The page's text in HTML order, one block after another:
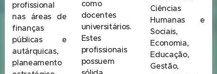
profissional
nas áreas de
finanças
públicas e
autárquicas,
planeamento
como
docentes
universitários.
Estes
profissionais
possuem
Ciências
Humanas e
Sociais,
Economia,
Educação,
Gestão,